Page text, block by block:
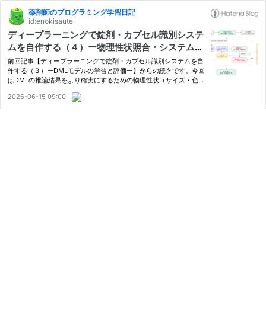
薬剤師のプログラミング学習日記
id:enokisaute
ディープラーニングで錠剤・カプセル識別システ
ムを自作する（４）ー物理性状照合・システム統
合ー
前回記事【ディープラーニングで錠剤・カプセル識別システムを自
作する（３）ーDMLモデルの学習と評価ー】からの続きです。今回
はDMLの推論結果をより確実にするための物理性状（サイズ・色・
たいと思います。 物理性状（サイズ・色・形状）を識別判定に組
み…
2026-06-15 09:00